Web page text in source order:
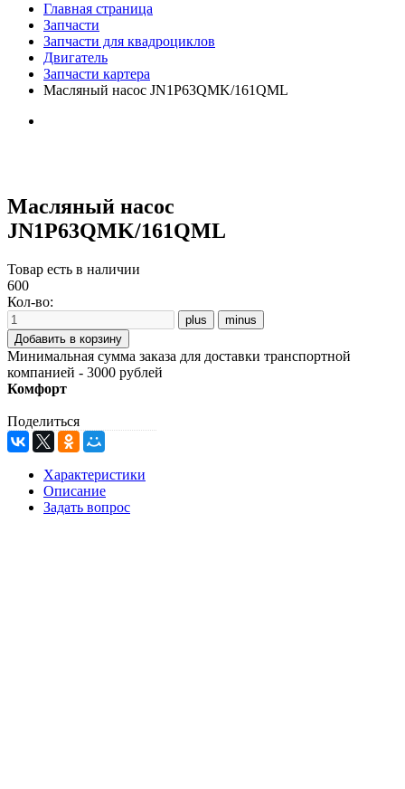
Главная страница
Запчасти
Запчасти для квадроциклов
Двигатель
Запчасти картера
Масляный насос JN1P63QMK/161QML
Масляный насос
JN1P63QMK/161QML
Товар есть в наличии
600
Кол-во:
Минимальная сумма заказа для доставки транспортной
компанией - 3000 рублей
Комфорт
Поделиться
Характеристики
Описание
Задать вопрос